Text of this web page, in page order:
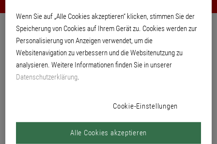
Teilen
Kreative Gestaltung
PRODUKTE
Wenn Sie auf „Alle Cookies akzeptieren“ klicken, stimmen Sie der
Speicherung von Cookies auf Ihrem Gerät zu. Cookies werden zur
Personalisierung von Anzeigen verwendet, um die
Websitenavigation zu verbessern und die Websitenutzung zu
analysieren. Weitere Informationen finden Sie in unserer
Datenschutzerklärung.
Cookie-Einstellungen
Alle Cookies akzeptieren